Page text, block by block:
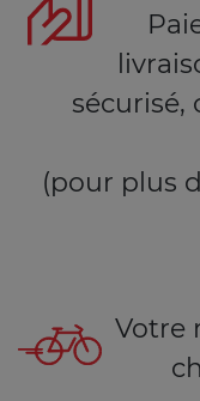
sécurisé,
(pour plus
Votre